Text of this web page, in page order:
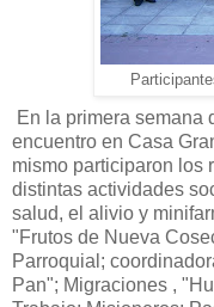
En la primera semana
encuentro en Casa
mismo participaron los
distintas actividades
salud, el alivio y
"Frutos de Nueva
Parroquial;
Pan"; Migraciones ,